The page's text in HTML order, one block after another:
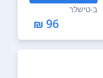
ב-טישלר
96 ₪